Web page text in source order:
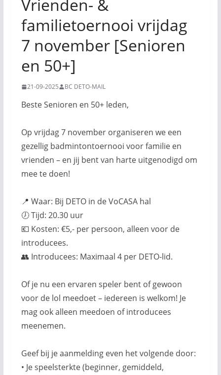
Vrienden- &
familietoernooi vrijdag
7 november [Senioren
en 50+]
21-09-2025 BC DETO-MAIL
Beste Senioren en 50+ leden,
Op vrijdag 7 november organiseren we een
gezellig badmintontoernooi voor familie en
vrienden – en jij bent van harte uitgenodigd om
mee te doen!
📍 Waar: Bij DETO in de VoCASA hal
🕖 Tijd: 20.30 uur
💶 Kosten: €5,- per persoon, alleen voor de
introducees.
👥 Introducees: Maximaal 4 per DETO-lid.
Of je nu een ervaren speler bent of gewoon
voor de lol meedoet – iedereen is welkom! Je
mag ook alleen meedoen of introducees
meenemen.
Geef bij je aanmelding even het volgende door:
• Je speelsterkte (beginner, gemiddeld,